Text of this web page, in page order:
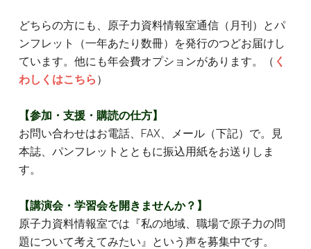
どちらの方にも、原子力資料情報室通信（月刊）とパ
ンフレット（一年あたり数冊）を発行のつどお届けし
ています。他にも年会費オプションがあります。（ く
わしくはこちら ）
【参加・支援・購読の仕方】
お問い合わせはお電話、FAX、メール（下記）で。見
本誌、パンフレットとともに振込用紙をお送りしま
す。
【講演会・学習会を開きませんか？】
原子力資料情報室では『私の地域、職場で原子力の問
題について考えてみたい』という声を募集中です。